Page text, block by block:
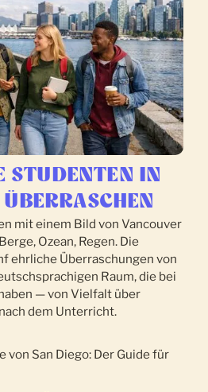
STUDENTEN IN
mit einem Bild von Vancouver
Ozean, Regen. Die
ehrliche Überraschungen von
Raum, die bei
— von Vielfalt über
dem Unterricht.